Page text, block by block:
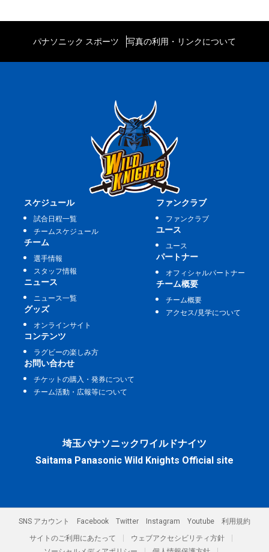
パナソニック スポーツ 写真の利用・リンクについて
スケジュール
試合日程一覧
チームスケジュール
チーム
選手情報
スタッフ情報
ニュース
ニュース一覧
グッズ
オンラインサイト
ファンクラブ
ファンクラブ
ユース
ユース
パートナー
オフィシャルパートナー
チーム概要
チーム概要
アクセス/見学について
コンテンツ
ラグビーの楽しみ方
お問い合わせ
チケットの購入・発券について
チーム活動・広報等について
埼玉パナソニックワイルドナイツ
Saitama Panasonic Wild Knights Official site
SNS アカウント Facebook Twitter Instagram Youtube
利用規約
サイトのご利用にあたって
ウェブアクセシビリティ方針